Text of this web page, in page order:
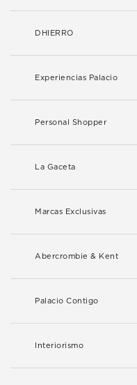
DHIERRO
Experiencias Palacio
Personal Shopper
La Gaceta
Marcas Exclusivas
Abercrombie & Kent
Palacio Contigo
Interiorismo